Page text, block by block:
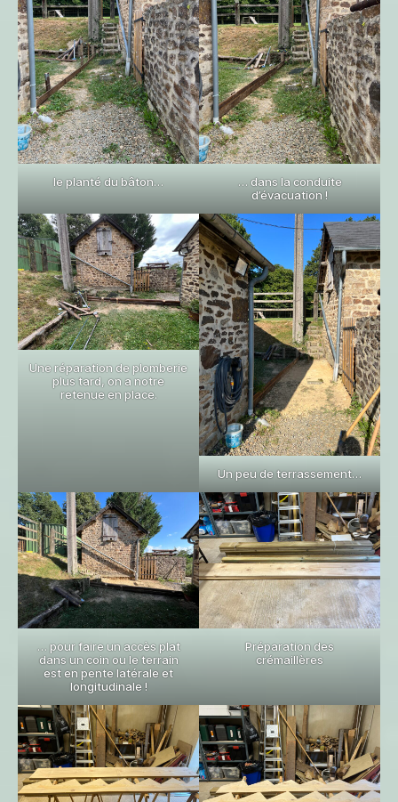
le planté du bâton…
… dans la conduite
d’évacuation !
Une réparation de plomberie
plus tard, on a notre
retenue en place.
Un peu de terrassement…
… pour faire un accès plat
dans un coin ou le terrain
est en pente latérale et
longitudinale !
Préparation des
crémaillères